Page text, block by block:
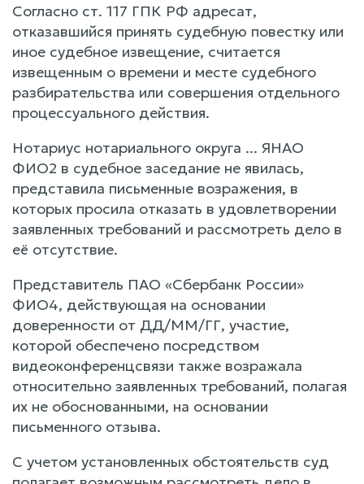
Согласно ст. 117 ГПК РФ адресат,
отказавшийся принять судебную повестку или
иное судебное извещение, считается
извещенным о времени и месте судебного
разбирательства или совершения отдельного
процессуального действия.
Нотариус нотариального округа ... ЯНАО
ФИО2 в судебное заседание не явилась,
представила письменные возражения, в
которых просила отказать в удовлетворении
заявленных требований и рассмотреть дело в
её отсутствие.
Представитель ПАО «Сбербанк России»
ФИО4, действующая на основании
доверенности от ДД/ММ/ГГ, участие,
которой обеспечено посредством
видеоконференцсвязи также возражала
относительно заявленных требований, полагая
их не обоснованными, на основании
письменного отзыва.
С учетом установленных обстоятельств суд